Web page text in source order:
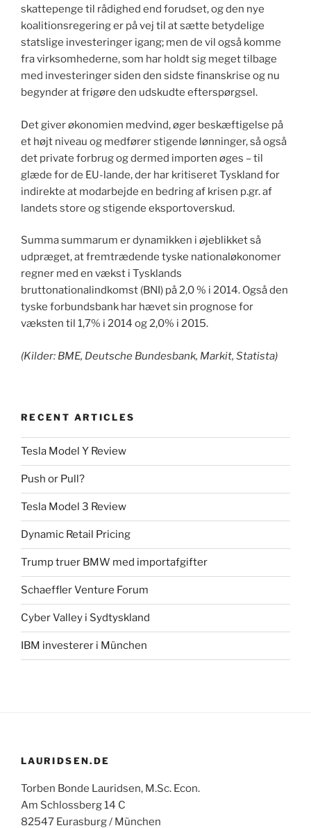
skattepenge til rådighed end forudset, og den nye
koalitionsregering er på vej til at sætte betydelige
statslige investeringer igang; men de vil også komme
fra virksomhederne, som har holdt sig meget tilbage
med investeringer siden den sidste finanskrise og nu
begynder at frigøre den udskudte efterspørgsel.
Det giver økonomien medvind, øger beskæftigelse på
et højt niveau og medfører stigende lønninger, så også
det private forbrug og dermed importen øges – til
glæde for de EU-lande, der har kritiseret Tyskland for
indirekte at modarbejde en bedring af krisen p.gr. af
landets store og stigende eksportoverskud.
Summa summarum er dynamikken i øjeblikket så
udpræget, at fremtrædende tyske nationaløkonomer
regner med en vækst i Tysklands
bruttonationalindkomst (BNI) på 2,0 % i 2014. Også den
tyske forbundsbank har hævet sin prognose for
væksten til 1,7% i 2014 og 2,0% i 2015.
(Kilder: BME, Deutsche Bundesbank, Markit, Statista)
RECENT ARTICLES
Tesla Model Y Review
Push or Pull?
Tesla Model 3 Review
Dynamic Retail Pricing
Trump truer BMW med importafgifter
Schaeffler Venture Forum
Cyber Valley i Sydtyskland
IBM investerer i München
LAURIDSEN.DE
Torben Bonde Lauridsen, M.Sc. Econ.
Am Schlossberg 14 C
82547 Eurasburg / München